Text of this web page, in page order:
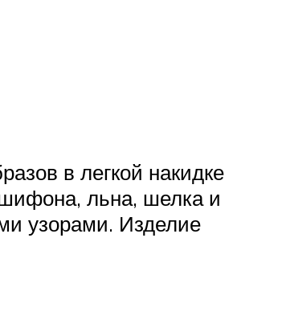
в легкой накидке
льна, шелка и
узорами. Изделие